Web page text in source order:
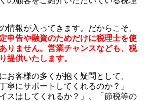
情報が入ってきます。だからこそ、
申告や融資のためだけに税理士を使
りません。営業チャンスなども、税
提供いたします。
お客様の多くが抱く疑問として、
寧にサポートしてくれるのか？」
スはしてくれるか？」、「節税等の